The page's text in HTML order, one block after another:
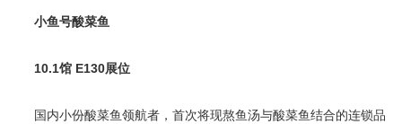
小鱼号酸菜鱼
10.1馆 E130展位
国内小份酸菜鱼领航者，首次将现熬鱼汤与酸菜鱼结合的连锁品